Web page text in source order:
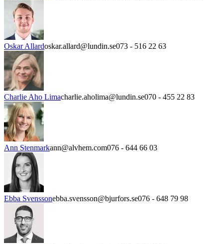
Oskar Allardoskar.allard@lundin.se073 - 516 22 63
Charlie Aho Limacharlie.aholima@lundin.se070 - 455 22 83
Ann Stenmarkann@alvhem.com076 - 644 66 03
Ebba Svenssonebba.svensson@bjurfors.se076 - 648 79 98